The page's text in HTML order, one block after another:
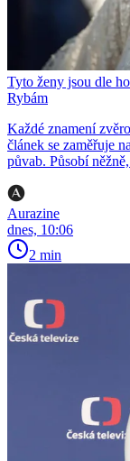
Tyto ženy jsou dle
Rybám
Každé znamení
článek se zaměřuje
půvab. Působí
Aurazine
dnes, 10:06
2 min